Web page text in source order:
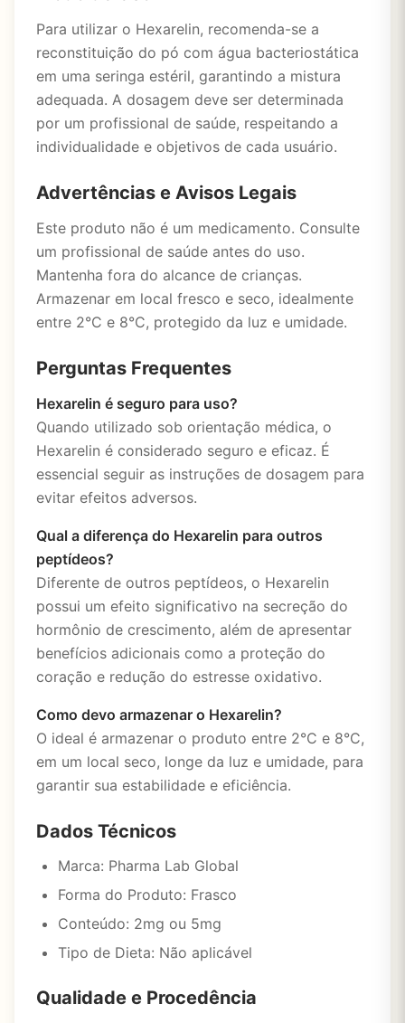
Para utilizar o Hexarelin, recomenda-se a
reconstituição do pó com água bacteriostática
em uma seringa estéril, garantindo a mistura
adequada. A dosagem deve ser determinada
por um profissional de saúde, respeitando a
individualidade e objetivos de cada usuário.
Advertências e Avisos Legais
Este produto não é um medicamento. Consulte
um profissional de saúde antes do uso.
Mantenha fora do alcance de crianças.
Armazenar em local fresco e seco, idealmente
entre 2°C e 8°C, protegido da luz e umidade.
Perguntas Frequentes
Hexarelin é seguro para uso?
Quando utilizado sob orientação médica, o
Hexarelin é considerado seguro e eficaz. É
essencial seguir as instruções de dosagem para
evitar efeitos adversos.
Qual a diferença do Hexarelin para outros
peptídeos?
Diferente de outros peptídeos, o Hexarelin
possui um efeito significativo na secreção do
hormônio de crescimento, além de apresentar
benefícios adicionais como a proteção do
coração e redução do estresse oxidativo.
Como devo armazenar o Hexarelin?
O ideal é armazenar o produto entre 2°C e 8°C,
em um local seco, longe da luz e umidade, para
garantir sua estabilidade e eficiência.
Dados Técnicos
Marca: Pharma Lab Global
Forma do Produto: Frasco
Conteúdo: 2mg ou 5mg
Tipo de Dieta: Não aplicável
Qualidade e Procedência